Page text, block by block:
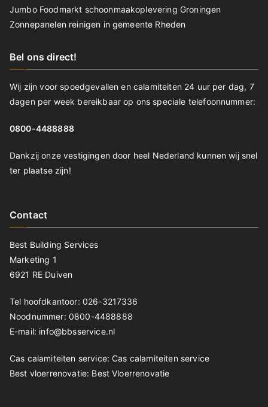
Jumbo Foodmarkt schoonmaakoplevering Groningen
Zonnepanelen reinigen in gemeente Rheden
Bel ons direct!
Wij zijn voor spoedgevallen en calamiteiten 24 uur per dag, 7
dagen per week bereikbaar op ons speciale telefoonnummer:
0800-4488888
Dankzij onze vestigingen door heel Nederland kunnen wij snel
ter plaatse zijn!
Contact
Best Building Services
Marketing 1
6921 RE Duiven
Tel hoofdkantoor: 026-3217336
Noodnummer: 0800-4488888
E-mail: info@bbsservice.nl
Cas calamiteiten service: Cas calamiteiten service
Best vloerrenovatie: Best Vloerrenovatie